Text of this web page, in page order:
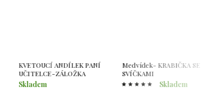
KVETOUCÍ ANDÍLEK PANÍ
UČITELCE-ZÁLOŽKA
Skladem
Medvídek- KRABIČKA SE
SVÍČKAMI
Skladem